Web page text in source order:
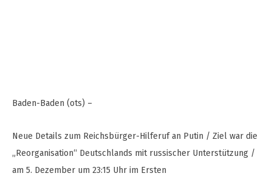
Baden-Baden (ots) –
Neue Details zum Reichsbürger-Hilferuf an Putin / Ziel war die
„Reorganisation“ Deutschlands mit russischer Unterstützung /
am 5. Dezember um 23:15 Uhr im Ersten